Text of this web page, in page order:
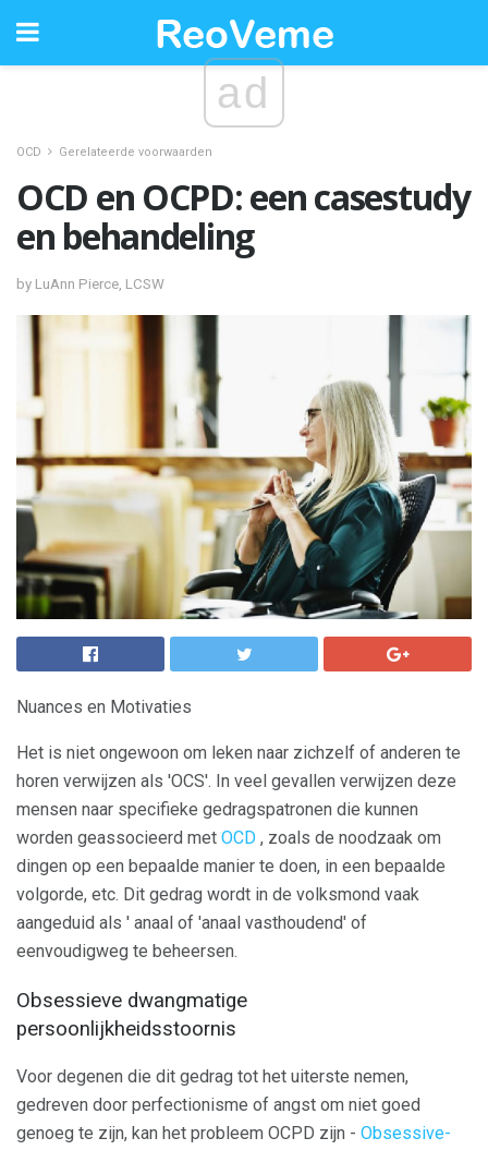
ad
OCD Gerelateerde voorwaarden
OCD en OCPD: een casestudy
en behandeling
by LuAnn Pierce, LCSW
Nuances en Motivaties
Het is niet ongewoon om leken naar zichzelf of anderen te
horen verwijzen als 'OCS'. In veel gevallen verwijzen deze
mensen naar specifieke gedragspatronen die kunnen
worden geassocieerd met OCD , zoals de noodzaak om
dingen op een bepaalde manier te doen, in een bepaalde
volgorde, etc. Dit gedrag wordt in de volksmond vaak
aangeduid als ' anaal of 'anaal vasthoudend' of
eenvoudigweg te beheersen.
Obsessieve dwangmatige
persoonlijkheidsstoornis
Voor degenen die dit gedrag tot het uiterste nemen,
gedreven door perfectionisme of angst om niet goed
genoeg te zijn, kan het probleem OCPD zijn - Obsessive-